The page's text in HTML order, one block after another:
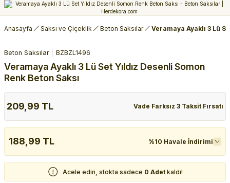
Anasayfa Saksı ve Çiçeklik Beton Saksılar Veramaya Ayaklı 3 Lü
Beton Saksılar BZBZL1496
Veramaya Ayaklı 3 Lü Set Yıldız Desenli Somon
Renk Beton Saksı
209,99 TL Vade Farksız 3 Taksit Fırsatı
188,99 TL %10 Havale İndirimi
Acele edin, stokta sadece 0 Adet kaldı!